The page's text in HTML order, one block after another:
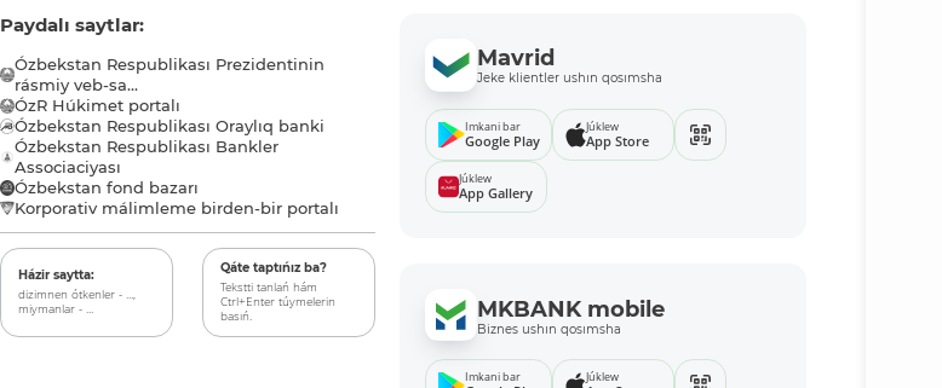
Paydalı saytlar:
Ózbekstan Respublikası Prezidentinin
rásmiy veb-sa...
ÓzR Húkimet portalı
Ózbekstan Respublikası Oraylıq banki
Ózbekstan Respublikası Bankler
Associaciyası
Ózbekstan fond bazarı
Korporativ málimleme birden-bir portalı
Házir saytta:
dizimnen ótkenler - ...,
miymanlar - ...
Qáte taptıńız ba?
Tekstti tanlań hám
Ctrl+Enter túymelerin
basıń.
Mavrid
Jeke klientler ushın qosımsha
Imkani bar
Google Play
Júklew
App Store
Júklew
App Gallery
MKBANK mobile
Biznes ushın qosımsha
Imkani bar Júklew